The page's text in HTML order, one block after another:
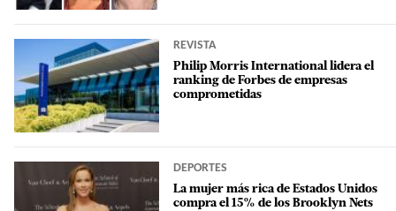
REVISTA
Philip Morris International lidera el
ranking de Forbes de empresas
comprometidas
DEPORTES
La mujer más rica de Estados Unidos
compra el 15% de los Brooklyn Nets